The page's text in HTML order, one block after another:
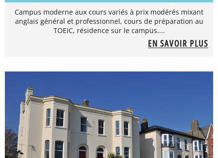
Campus moderne aux cours variés à prix modérés mixant
anglais général et professionnel, cours de préparation au
TOEIC, résidence sur le campus....
EN SAVOIR PLUS